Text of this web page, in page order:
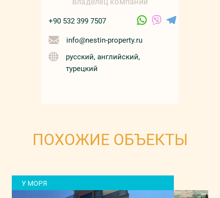
владелец компании
+90 532 399 7507
info@nestin-property.ru
русский, английский,
турецкий
ПОХОЖИЕ ОБЪЕКТЫ
У МОРЯ